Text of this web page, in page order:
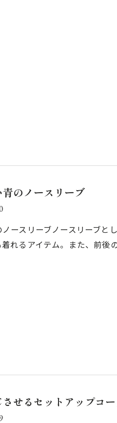
青のノースリーブ
ースリーブノースリーブと
れるアイテム。また、前後
させるセットアップコ